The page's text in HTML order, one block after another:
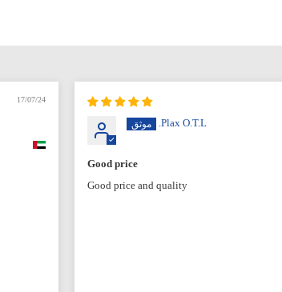
Plax O.T.L.
Good price
Good price and quality
17/07/24